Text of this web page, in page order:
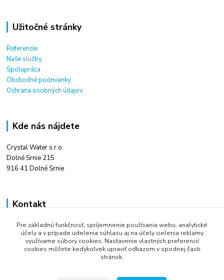
Užitočné stránky
Referencie
Naše služby
Spolupráca
Obchodné podmienky
Ochrana osobných údajov
Kde nás nájdete
Crystal Water s.r.o.
Dolné Srnie 215
916 41 Dolné Srnie
Kontakt
Ing. Tomáš Kováč
+421 948 666 880
9:00 - 16:00
Pre základnú funkčnosť, spríjemnenie používania webu, analytické
účely a v prípade udelenia súhlasu aj na účely cielenia reklamy
využívame súbory cookies. Nastavenie vlastných preferencií
cookies môžete kedykoľvek upraviť odkazom v spodnej časti
stránok.